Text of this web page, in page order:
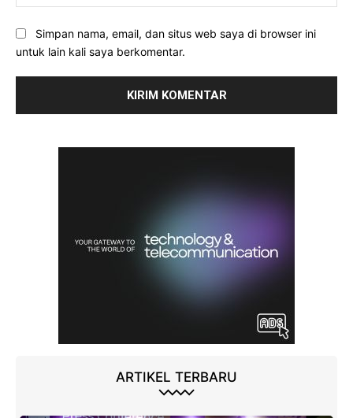
Simpan nama, email, dan situs web saya di browser ini
untuk lain kali saya berkomentar.
ARTIKEL TERBARU